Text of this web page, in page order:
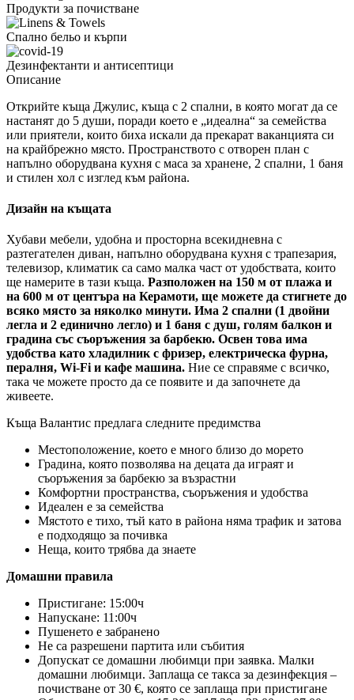
Продукти за почистване
Спално бельо и кърпи
Дезинфектанти и антисептици
Описание
Открийте къща Джулис, къща с 2 спални, в която могат да се
настанят до 5 души, поради което е „идеална“ за семейства
или приятели, които биха искали да прекарат ваканцията си
на крайбрежно място. Пространството с отворен план с
напълно оборудвана кухня с маса за хранене, 2 спални, 1 баня
и стилен хол с изглед към района.
Дизайн на къщата
Хубави мебели, удобна и просторна всекидневна с
разтегателен диван, напълно оборудвана кухня с трапезария,
телевизор, климатик са само малка част от удобствата, които
ще намерите в тази къща. Разположен на 150 м от плажа и
на 600 м от центъра на Керамоти, ще можете да стигнете до
всяко място за няколко минути. Има 2 спални (1 двойни
легла и 2 единично легло) и 1 баня с душ, голям балкон и
градина със съоръжения за барбекю. Освен това има
удобства като хладилник с фризер, електрическа фурна,
пералня, Wi-Fi и кафе машина. Ние се справяме с всичко,
така че можете просто да се появите и да започнете да
живеете.
Къща Валантис предлага следните предимства
Местоположение, което е много близо до морето
Градина, която позволява на децата да играят и
съоръжения за барбекю за възрастни
Комфортни пространства, съоръжения и удобства
Идеален е за семейства
Мястото е тихо, тъй като в района няма трафик и затова
е подходящо за почивка
Неща, които трябва да знаете
Домашни правила
Пристигане: 15:00ч
Напускане: 11:00ч
Пушенето е забранено
Не са разрешени партита или събития
Допускат се домашни любимци при заявка. Малки
домашни любимци. Заплаща се такса за дезинфекция –
почистване от 30 €, която се заплаща при пристигане